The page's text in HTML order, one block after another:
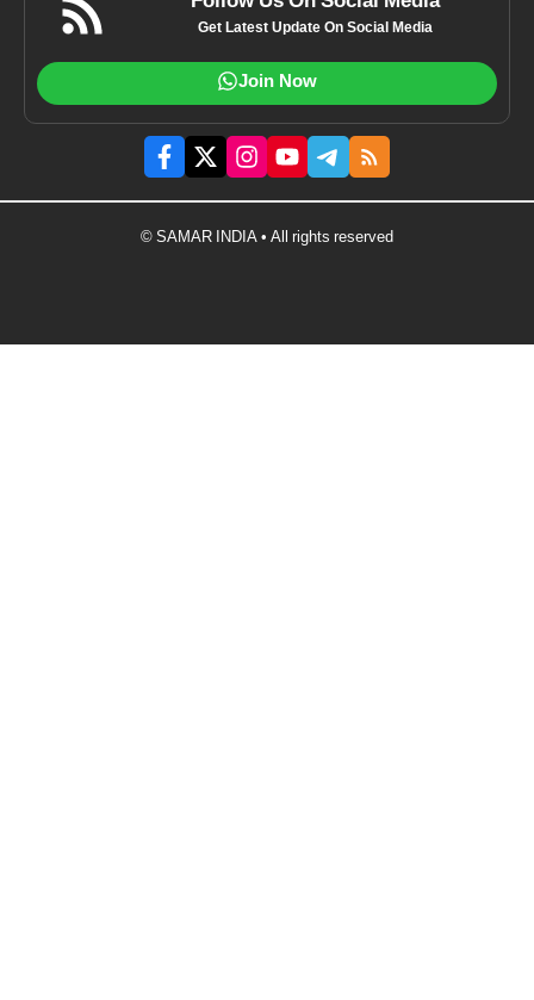
Get Latest Update On Social Media
Join Now
© SAMAR INDIA • All rights reserved